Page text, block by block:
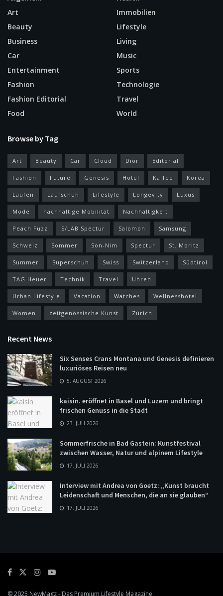
Art
Beauty
Business
Car
Entertainment
Fashion
Fashion Editorial
Food
Immobilien
Lifestyle
Living
Music
Sports
Technologie
Travel
World
Browse by Tag
Art Beauty Car Cloud Dior Editorial
Fashion Future Genesis Hotel Kaffee Korea
Laufen Laufschuh Lifestyle Longevity Luxus
Mode nachhaltige Mobilität Nachhaltigkeit
Peach Fuzz S/LAB Spectur Salomon Samsung
Schweiz Sommer Son-Nim Spectur St. Moritz
Summer Superschuh Swiss Switzerland Südtirol
TAG Heuer Technik Travel Uhren
Urban Lifestyle Vacation Watches Wellnesshotel
Women zeitgenössische Kunst Zürich
Recent News
Six Senses Crans Montana und Genesis definieren
luxuriöses Reisen neu
5. AUGUST 2026
kaisin. eröffnet in Basel und Luzern und bringt
frischen Genuss in die Stadt
23. JULI 2026
Sommerfrische in Bad Gastein: Kunstfestival
zwischen Wasser, Natur und alpinem Lifestyle
17. JULI 2026
Interview mit Andrea von Goetz: „Kunst braucht
Leidenschaft und Menschen, die an sie glauben“
17. JULI 2026
© 2025 NewMagz- Das Premium Lifestyle Magazine.